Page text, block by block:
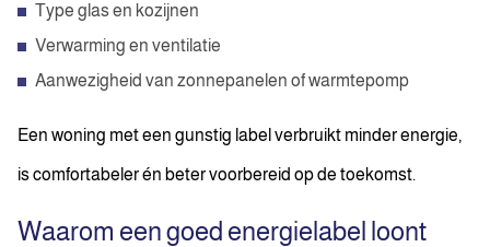
Type glas en kozijnen
Verwarming en ventilatie
Aanwezigheid van zonnepanelen of warmtepomp
Een woning met een gunstig label verbruikt minder energie,
is comfortabeler én beter voorbereid op de toekomst.
Waarom een goed energielabel loont